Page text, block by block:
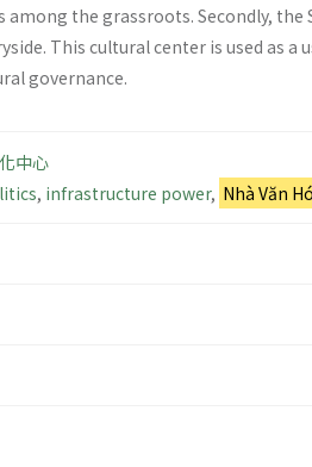
the grassroots. Secondly, the
This cultural center is used as a
governance.
中心
, infrastructure power, Nhà Văn